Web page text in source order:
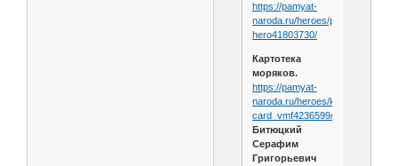
https://pamyat-
naroda.ru/heroes/person-
hero41803730/
Картотека
моряков.
https://pamyat-
naroda.ru/heroes/kld-
card_vmf4236599/
Битюцкий
Серафим
Григорьевич